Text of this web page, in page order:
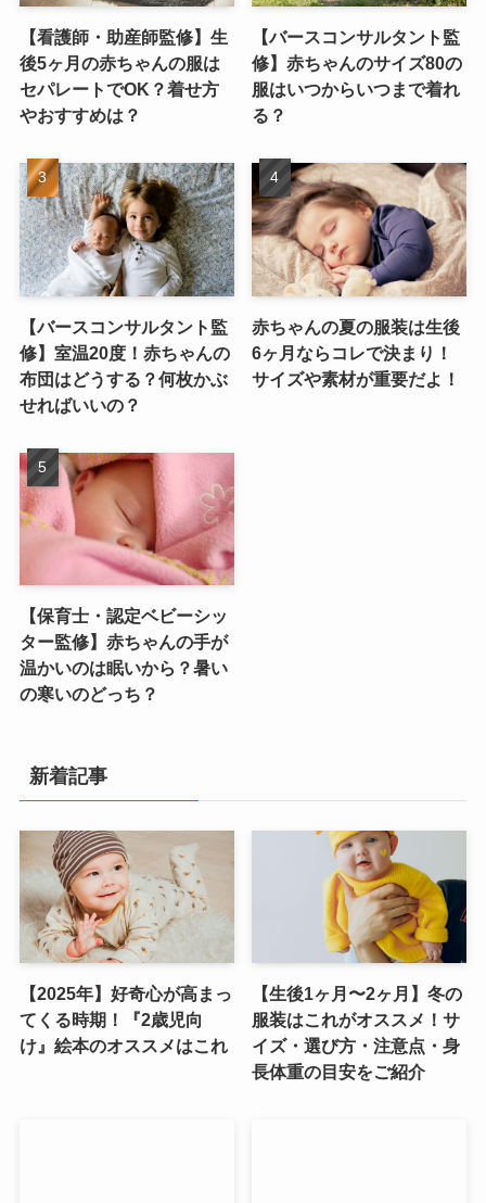
【看護師・助産師監修】生
後5ヶ月の赤ちゃんの服は
セパレートでOK？着せ方
やおすすめは？
【バースコンサルタント監
修】赤ちゃんのサイズ80の
服はいつからいつまで着れ
る？
【バースコンサルタント監
修】室温20度！赤ちゃんの
布団はどうする？何枚かぶ
せればいいの？
赤ちゃんの夏の服装は生後
6ヶ月ならコレで決まり！
サイズや素材が重要だよ！
【保育士・認定ベビーシッ
ター監修】赤ちゃんの手が
温かいのは眠いから？暑い
の寒いのどっち？
新着記事
【2025年】好奇心が高まっ
てくる時期！『2歳児向
け』絵本のオススメはこれ
【生後1ヶ月〜2ヶ月】冬の
服装はこれがオススメ！サ
イズ・選び方・注意点・身
長体重の目安をご紹介